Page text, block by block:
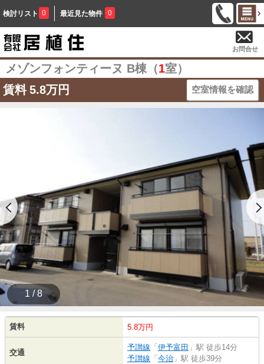
検討リスト 0 最近見た物件 0
お問合せ
メゾンフォンティーヌ B棟（1室）
賃料 5.8万円 空室情報を確認
1 / 8
賃料 5.8万円
交通
予讃線 「 伊予富田 」駅 徒歩14分
予讃線 「 今治 」駅 徒歩39分